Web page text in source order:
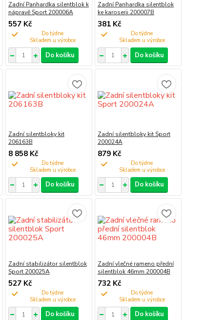
Zadní Panhardka silentblok k
nápravě Sport 200006A
557 Kč
Do týdne
Do košíku
Zadní Panhardka silentblok
ke karoserii 200007B
381 Kč
Do týdne
Do košíku
Zadní silentbloky kit
206163B
8 858 Kč
Do týdne
Do košíku
Zadní silentbloky kit Sport
200024A
879 Kč
Do týdne
Do košíku
Zadní stabilizátor silentblok
Sport 200025A
527 Kč
Do týdne
Do košíku
Zadní vlečné rameno přední
silentblok 46mm 200004B
732 Kč
Do týdne
Do košíku